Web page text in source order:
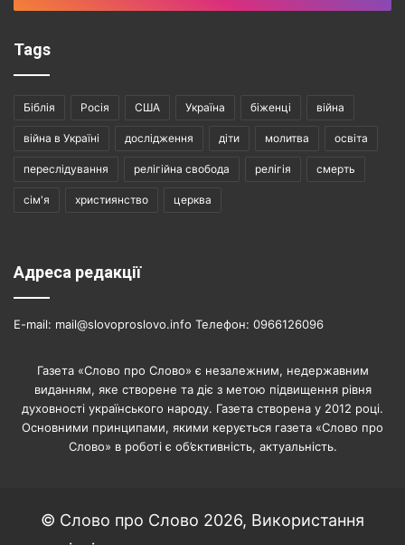
Tags
Біблія Росія США Україна біженці війна
війна в Україні дослідження діти молитва освіта
переслідування релігійна свобода релігія смерть
сім'я християнство церква
Адреса редакції
E-mail: mail@slovoproslovo.info Телефон: 0966126096
Газета «Слово про Слово» є незалежним, недержавним
виданням, яке створене та діє з метою підвищення рівня
духовності українського народу. Газета створена у 2012 році.
Основними принципами, якими керується газета «Слово про
Слово» в роботі є об’єктивність, актуальність.
© Слово про Слово 2026, Використання